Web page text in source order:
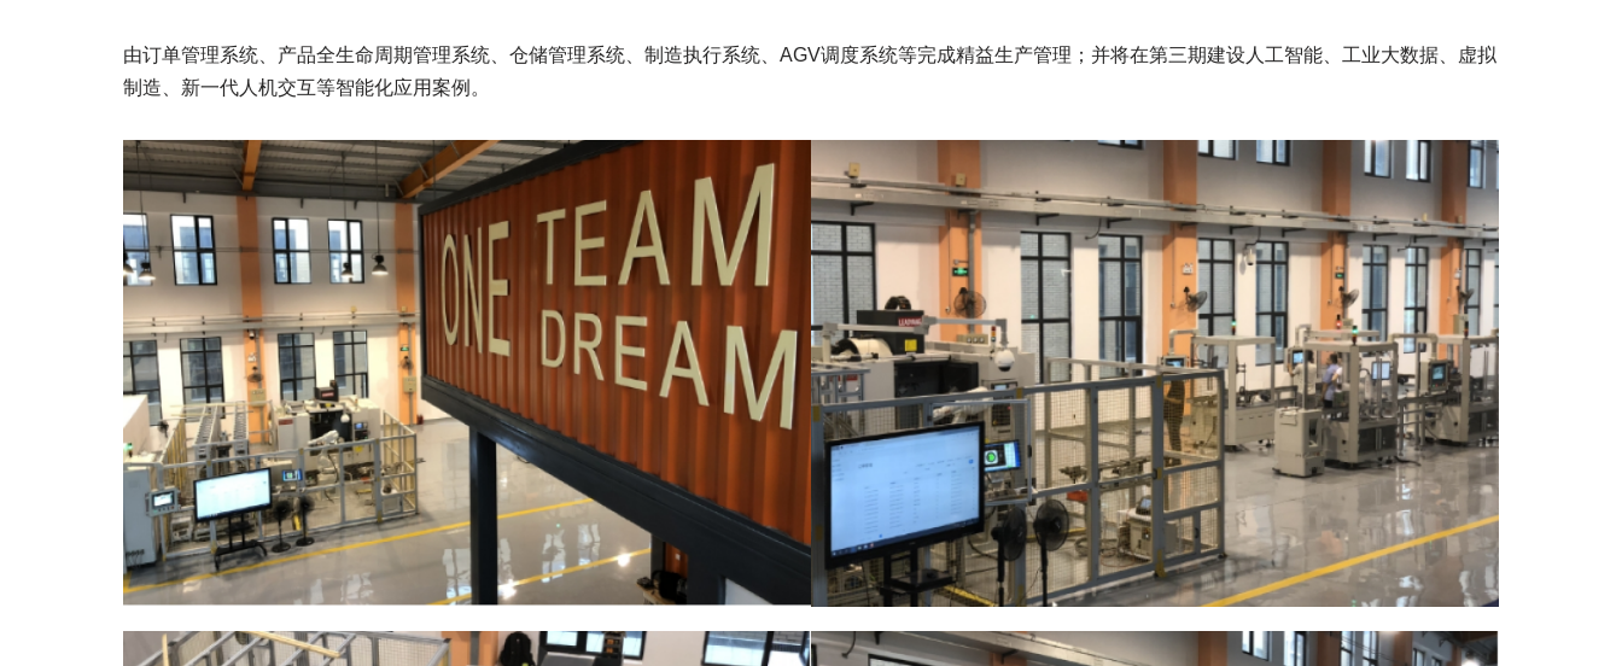
由订单管理系统、产品全生命周期管理系统、仓储管理系统、制造执行系统、AGV调度系统等完成精益生产管理；并将在第三期建设人工智能、工业大数据、虚拟
制造、新一代人机交互等智能化应用案例。